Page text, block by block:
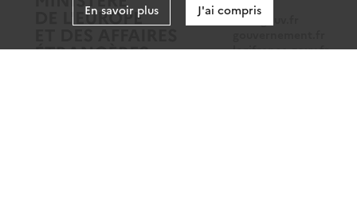
data.gouv.fr
legifrance.gouv.fr
En savoir plus J'ai compris